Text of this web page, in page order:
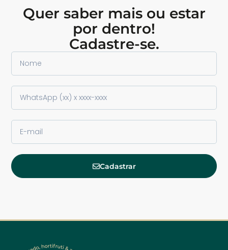
Quer saber mais ou estar
por dentro!
Cadastre-se.
Cadastrar